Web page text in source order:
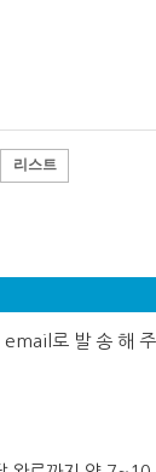
리스트
로 발 송 해